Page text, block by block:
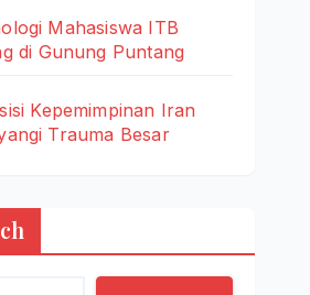
Mahasiswa ITB
di Gunung Puntang
Kepemimpinan Iran
Trauma Besar